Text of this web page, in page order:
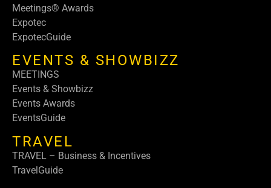
Meetings® Awards
Expotec
ExpotecGuide
EVENTS & SHOWBIZZ
MEETINGS
Events & Showbizz
Events Awards
EventsGuide
TRAVEL
TRAVEL – Business & Incentives
TravelGuide